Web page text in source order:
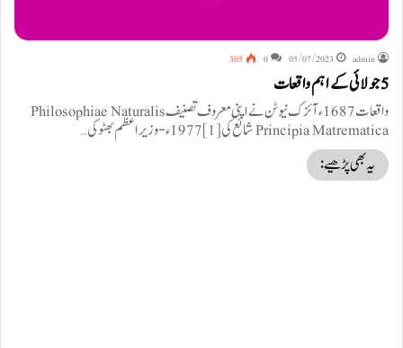
admin
05/07/2023
0
305
5 جولائی کے اہم واقعات
واقعات 1687ء آئزک نیوٹن نے اپنی معروف تصنیف Philosophiae Naturalis
Principia Matrematica شائع کی [1] 1977ء -وزیر اعظم بھٹو کی…
یہ بھی پڑھیے: